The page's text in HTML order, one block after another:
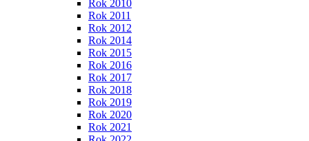
Rok 2010
Rok 2011
Rok 2012
Rok 2014
Rok 2015
Rok 2016
Rok 2017
Rok 2018
Rok 2019
Rok 2020
Rok 2021